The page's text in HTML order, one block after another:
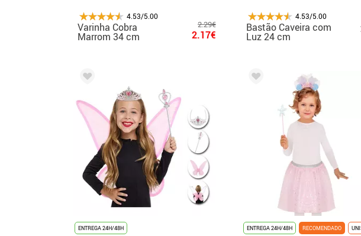
4.53/5.00
Varinha Cobra
Marrom 34 cm
2.29€
2.17€
4.53/5.00
Bastão Caveira com
Luz 24 cm
ENTREGA 24H/48H ENTREGA 24H/48H RECOMENDADO